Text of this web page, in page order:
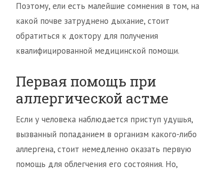
Поэтому, ели есть малейшие сомнения в том, на
какой почве затруднено дыхание, стоит
обратиться к доктору для получения
квалифицированной медицинской помощи.
Первая помощь при
аллергической астме
Если у человека наблюдается приступ удушья,
вызванный попаданием в организм какого-либо
аллергена, стоит немедленно оказать первую
помощь для облегчения его состояния. Но,